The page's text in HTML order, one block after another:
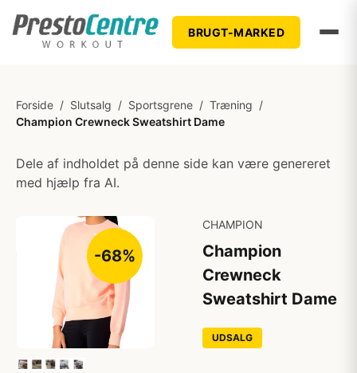
BRUGT-MARKED
Forside / Slutsalg / Sportsgrene / Træning /
Champion Crewneck Sweatshirt Dame
Dele af indholdet på denne side kan være genereret
med hjælp fra AI.
-68%
CHAMPION
Champion
Crewneck
Sweatshirt Dame
UDSALG